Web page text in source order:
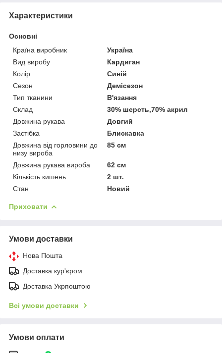
Характеристики
Основні
Країна виробник
Україна
Вид виробу
Кардиган
Колір
Синій
Сезон
Демісезон
Тип тканини
В'язання
Склад
30% шерсть,70% акрил
Довжина рукава
Довгий
Застібка
Блискавка
Довжина від горловини до
низу вироба
85 см
Довжина рукава вироба
62 см
Кількість кишень
2 шт.
Стан
Новий
Приховати
Умови доставки
Нова Пошта
Доставка кур'єром
Доставка Укрпоштою
Всі умови доставки
Умови оплати